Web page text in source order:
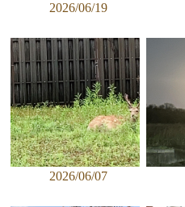
2026/06/19
2026/06/07